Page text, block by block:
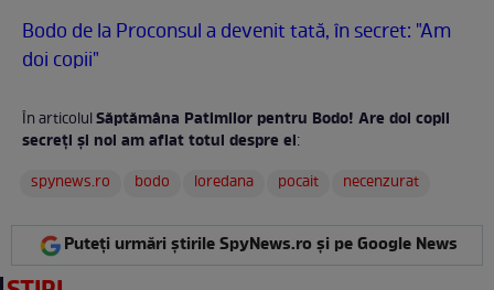
Bodo de la Proconsul a devenit tată, în secret: "Am
doi copii"
În articolulSăptămâna Patimilor pentru Bodo! Are doi copii
secreţi şi noi am aflat totul despre ei:
spynews.ro
bodo loredana pocait necenzurat
Puteți urmări știrile SpyNews.ro și pe Google News